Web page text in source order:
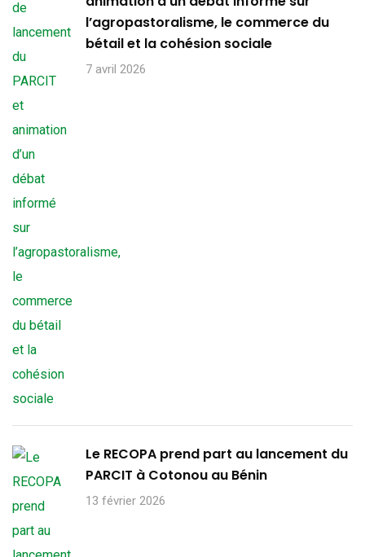
l’agropastoralisme, le commerce du
bétail et la cohésion sociale
7 avril 2026
Le RECOPA prend part au lancement du
PARCIT à Cotonou au Bénin
13 février 2026